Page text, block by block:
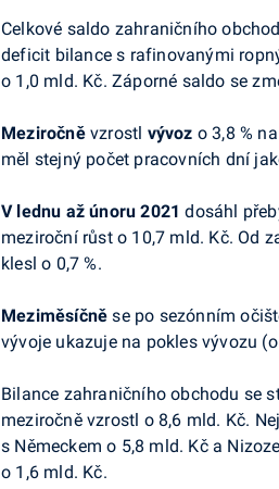
Celkové saldo zahraničního
deficit bilance s rafinovanými
o 1,0 mld. Kč. Záporné saldo se
Meziročněvzrostl vývoz o 3,8 %
měl stejný počet pracovních dní
V lednu až únoru 2021 dosáhl
meziroční růst o 10,7 mld. Kč. Od
klesl o 0,7 %.
Meziměsíčně se po sezónním
vývoje ukazuje na pokles vývozu
Bilance zahraničního obchodu se
meziročně vzrostl o 8,6 mld. Kč.
s Německem o 5,8 mld. Kč a
o 1,6 mld. Kč.